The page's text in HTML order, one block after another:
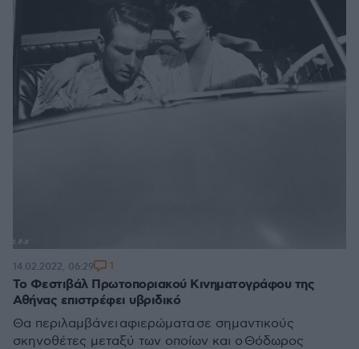
Το Φεστιβάλ Πρωτοποριακού Κινηματογράφου της
Αθήνας επιστρέφει υβριδικό
Θα περιλαμβάνει αφιερώματα σε σημαντικούς
σκηνοθέτες μεταξύ των οποίων και ο Θόδωρος
14.02.2022, 06:29 1